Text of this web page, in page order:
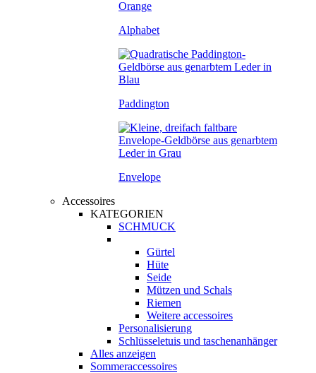
Alphabet
Paddington
Envelope
Accessoires
KATEGORIEN
SCHMUCK
Gürtel
Hüte
Seide
Mützen und Schals
Riemen
Weitere accessoires
Personalisierung
Schlüsseletuis und taschenanhänger
Alles anzeigen
Sommeraccessoires